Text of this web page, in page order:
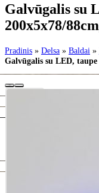
Galvūgalis su
200x5x78/
Pradinis » Delsa » Baldai »
Galvūgalis su LED, taupe